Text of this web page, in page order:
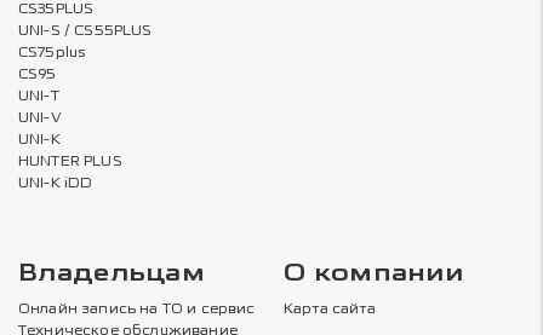
CS35PLUS
UNI-S / CS55PLUS
CS75plus
CS95
UNI-T
UNI-V
UNI-K
HUNTER PLUS
UNI-K iDD
Владельцам
Онлайн запись на ТО и сервис
Техническое обслуживание
О компании
Карта сайта